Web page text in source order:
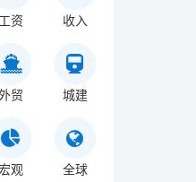
工资 收入
贸 城建
观 全球